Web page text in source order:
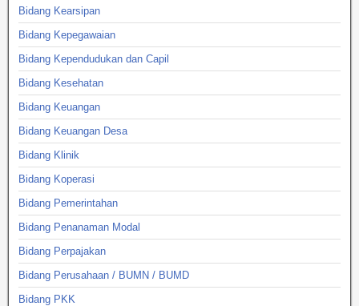
Bidang Kearsipan
Bidang Kepegawaian
Bidang Kependudukan dan Capil
Bidang Kesehatan
Bidang Keuangan
Bidang Keuangan Desa
Bidang Klinik
Bidang Koperasi
Bidang Pemerintahan
Bidang Penanaman Modal
Bidang Perpajakan
Bidang Perusahaan / BUMN / BUMD
Bidang PKK